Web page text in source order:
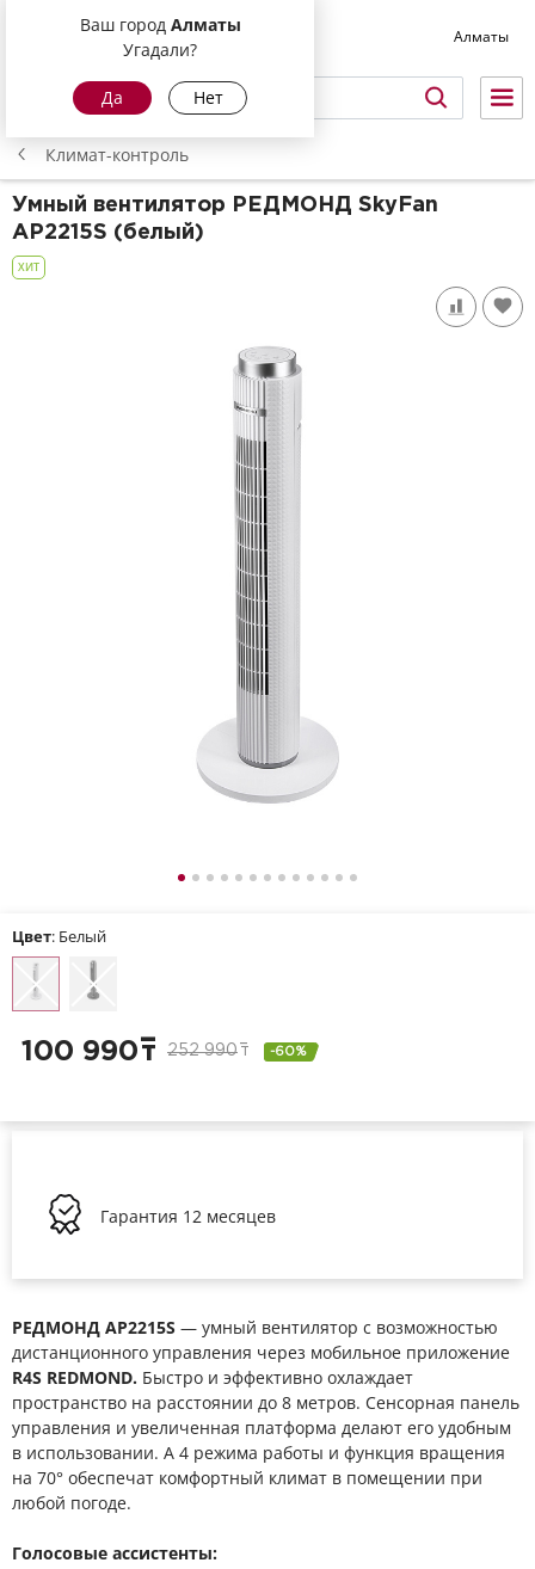
Ваш город Алматы
Угадали?
Да Нет
Алматы
Климат-контроль
Умный вентилятор РЕДМОНД SkyFan
AP2215S (белый)
ХИТ
100 990т 252 990 т -60%
Цвет: Белый
Гарантия 12 месяцев
РЕДМОНД AP2215S — умный вентилятор с возможностью
дистанционного управления через мобильное приложение
R4S REDMOND. Быстро и эффективно охлаждает
пространство на расстоянии до 8 метров. Сенсорная панель
управления и увеличенная платформа делают его удобным
в использовании. А 4 режима работы и функция вращения
на 70° обеспечат комфортный климат в помещении при
любой погоде.
Голосовые ассистенты: